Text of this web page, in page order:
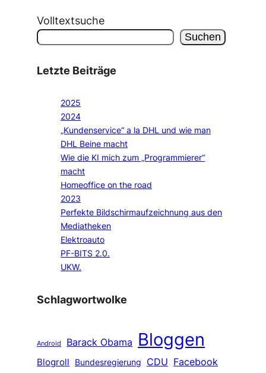
Volltextsuche
Suchen
Letzte Beiträge
2025
2024
„Kundenservice“ a la DHL und wie man
DHL Beine macht
Wie die KI mich zum „Programmierer“
macht
Homeoffice on the road
2023
Perfekte Bildschirmaufzeichnung aus den
Mediatheken
Elektroauto
PF-BITS 2.0.
UKW.
Schlagwortwolke
Android Barack Obama Bloggen
Blogroll Bundesregierung CDU Facebook